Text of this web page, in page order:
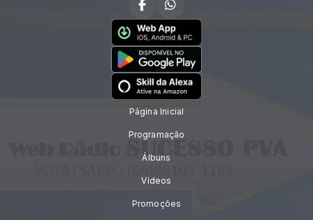
Página Inicial
Programação
Álbuns
Vídeos
Promoções